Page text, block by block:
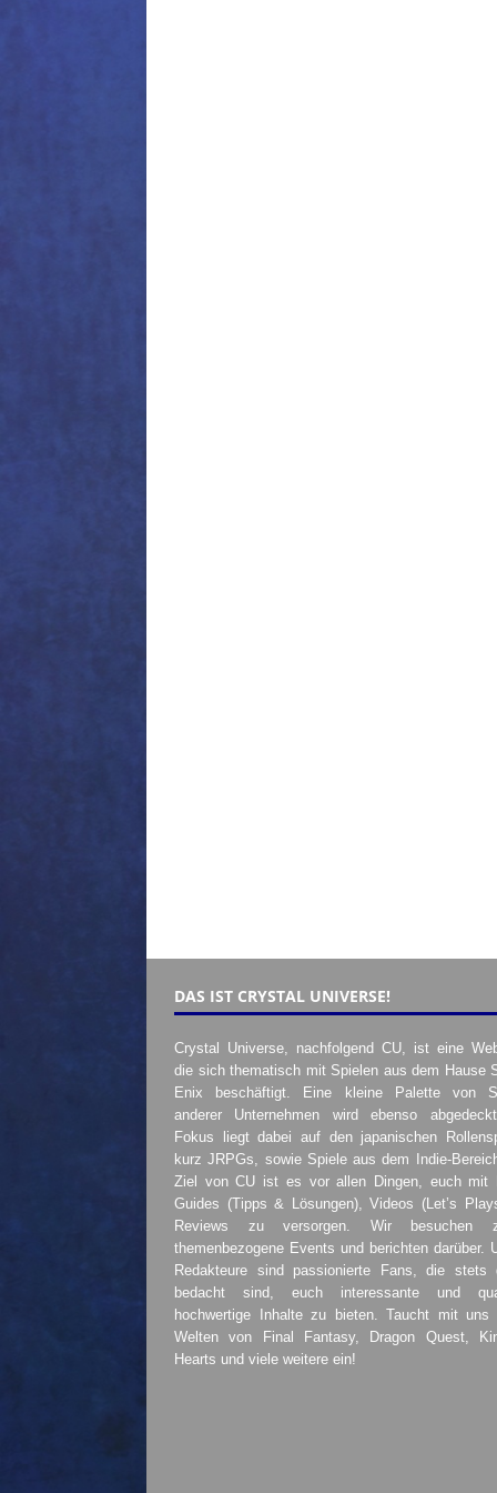
DAS IST CRYSTAL UNIVERSE!
Crystal Universe, nachfolgend CU, ist eine
die sich thematisch mit Spielen aus dem Hause
Enix beschäftigt. Eine kleine Palette von
anderer Unternehmen wird ebenso
Fokus liegt dabei auf den japanischen
kurz JRPGs, sowie Spiele aus dem Indie-
Ziel von CU ist es vor allen Dingen, euch mit
Guides (Tipps & Lösungen), Videos (Let’s
Reviews zu versorgen. Wir besuchen
themenbezogene Events und berichten darüber.
Redakteure sind passionierte Fans, die stets
bedacht sind, euch interessante und
hochwertige Inhalte zu bieten. Taucht mit
Welten von Final Fantasy, Dragon Quest,
Hearts und viele weitere ein!